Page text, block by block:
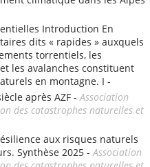
Introduction En
dits « rapides » auxquels
torrentiels, les
les avalanches constituent
en montagne. I -
après AZF -Association
des catastrophes naturelles et
aux risques naturels
Synthèse 2025 -Association